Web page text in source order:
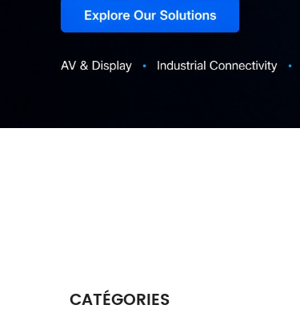
CATÉGORIES